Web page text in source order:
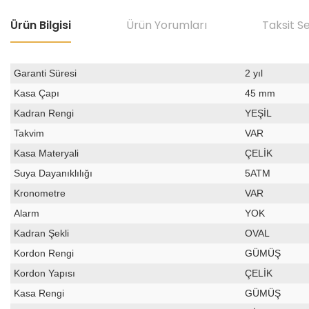
Ürün Bilgisi Ürün Yorumları Taksit
Garanti Süresi
2 yıl
Kasa Çapı
45 mm
Kadran Rengi
YEŞİL
Takvim
VAR
Kasa Materyali
ÇELİK
Suya Dayanıklılığı
5ATM
Kronometre
VAR
Alarm
YOK
Kadran Şekli
OVAL
Kordon Rengi
GÜMÜŞ
Kordon Yapısı
ÇELİK
Kasa Rengi
GÜMÜŞ